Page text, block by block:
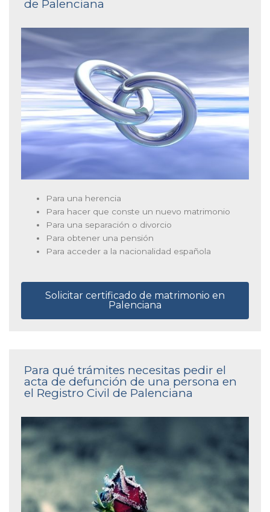
de Palenciana
Para una herencia
Para hacer que conste un nuevo matrimonio
Para una separación o divorcio
Para obtener una pensión
Para acceder a la nacionalidad española
Solicitar certificado de matrimonio en
Palenciana
Para qué trámites necesitas pedir el
acta de defunción de una persona en
el Registro Civil de Palenciana